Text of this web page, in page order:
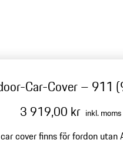
Car-Cover – 911
3 919,00 kr inkl. moms
cover finns för fordon utan